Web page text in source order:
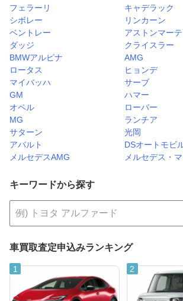
フェラーリ
キャデラック
シボレー
リンカーン
ベントレー
アストンマー
ダッジ
クライスラー
BMWアルピナ
AMG
ロータス
ヒョンデ
マイバッハ
サーブ
GM
ハマー
オペル
ローバー
MG
ランチア
サターン
光岡
アバルト
DSオートモビ
メルセデスAMG
メルセデス・
キーワードから探す
車買取査定申込みランキング